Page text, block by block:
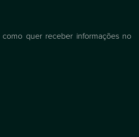
como quer receber informações no